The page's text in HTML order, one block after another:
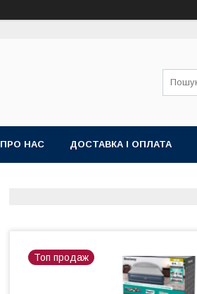
ПРО НАС ДОСТАВКА І ОПЛАТА
Топ продаж